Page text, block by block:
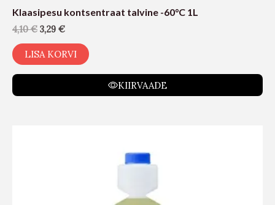
Klaasipesu kontsentraat talvine -60°C 1L
4,10€ 3,29 €
LISA KORVI
KIIRVAADE